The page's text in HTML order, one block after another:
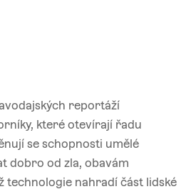
reportáží
které otevírají řadu
se schopnosti umělé
dobro od zla, obavám
technologie nahradí část lidské